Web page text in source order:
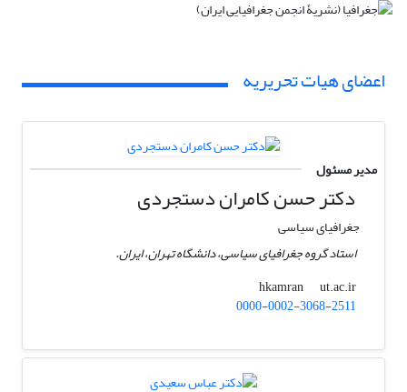
اعضای هیات تحریریه
مدیر مسئول
دکتر حسن کامران دستجردی
جغرافیای سیاسی
استاد گروه جغرافیای سیاسی، دانشگاه تهران، ایران.
hkamran
ut.ac.ir
0000-0002-3068-2511